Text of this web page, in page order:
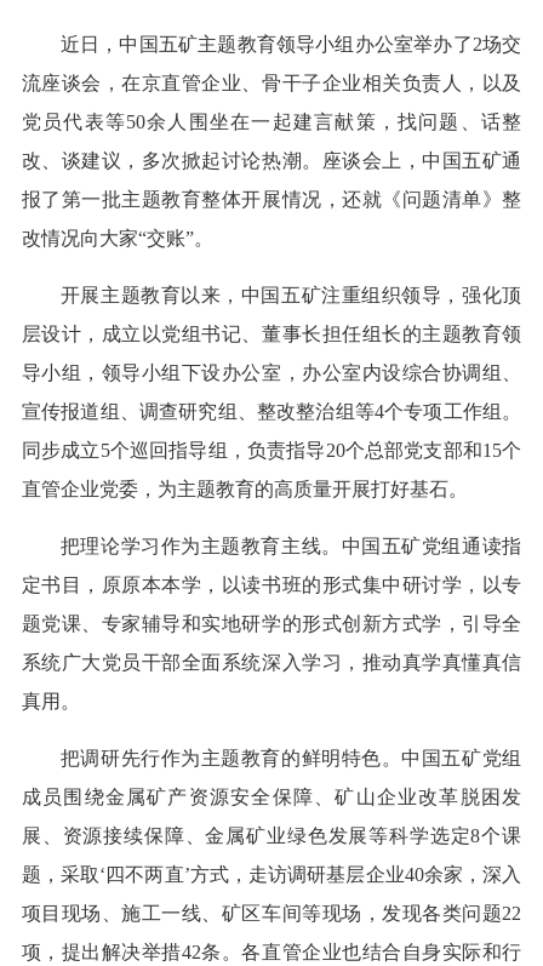
近日，中国五矿主题教育领导小组办公室举办了2场交
流座谈会，在京直管企业、骨干子企业相关负责人，以及
党员代表等50余人围坐在一起建言献策，找问题、话整
改、谈建议，多次掀起讨论热潮。座谈会上，中国五矿通
报了第一批主题教育整体开展情况，还就《问题清单》整
改情况向大家“交账”。
开展主题教育以来，中国五矿注重组织领导，强化顶
层设计，成立以党组书记、董事长担任组长的主题教育领
导小组，领导小组下设办公室，办公室内设综合协调组、
宣传报道组、调查研究组、整改整治组等4个专项工作组。
同步成立5个巡回指导组，负责指导20个总部党支部和15个
直管企业党委，为主题教育的高质量开展打好基石。
把理论学习作为主题教育主线。中国五矿党组通读指
定书目，原原本本学，以读书班的形式集中研讨学，以专
题党课、专家辅导和实地研学的形式创新方式学，引导全
系统广大党员干部全面系统深入学习，推动真学真懂真信
真用。
把调研先行作为主题教育的鲜明特色。中国五矿党组
成员围绕金属矿产资源安全保障、矿山企业改革脱困发
展、资源接续保障、金属矿业绿色发展等科学选定8个课
题，采取‘四不两直’方式，走访调研基层企业40余家，深入
项目现场、施工一线、矿区车间等现场，发现各类问题22
项，提出解决举措42条。各直管企业也结合自身实际和行